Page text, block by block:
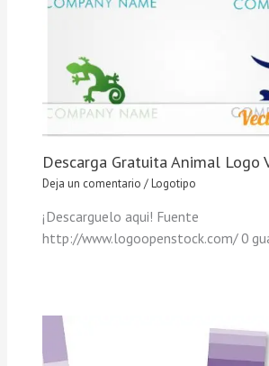
Descarga Gratuita Animal Logo
Deja un comentario /Logotipo
¡Descarguelo aqui! Fuente
http://www.logoopenstock.com/ 0